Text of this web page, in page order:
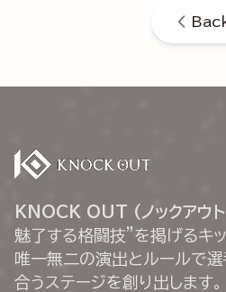
KNOCK OUT (ノックアウ
魅了する格闘技”を掲げるキッ
唯一無二の演出とルールで
合うステージを創り出します